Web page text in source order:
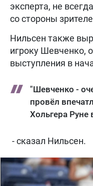
эксперта, не
со стороны
Нильсен также
игроку Шевченко,
выступления в
"Шевченко -
провёл
Хольгера Руне
- сказал Нильсен.